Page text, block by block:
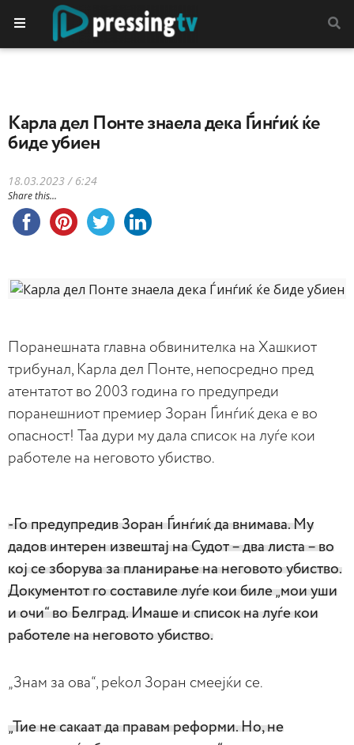
Карла дел Понте знаела дека Ѓинѓиќ ќе
биде убиен
18.03.2023 / 6:24
Share this...
Поранешната главна обвинителка на Хашкиот
трибунал, Карла дел Понте, непосредно пред
атентатот во 2003 година го предупреди
поранешниот премиер Зоран Ѓинѓиќ дека е во
опасност! Таа дури му дала список на луѓе кои
работеле на неговото убиство.
-Го предупредив Зоран Ѓинѓиќ да внимава. Му
дадов интерен извештај на Судот – два листа – во
кој се зборува за планирање на неговото убиство.
Документот го составиле луѓе кои биле „мои уши
и очи“ во Белград. Имаше и список на луѓе кои
работеле на неговото убиство.
„Знам за ова“, реkол Зоран смеејќи се.
„Тие не сакаат да правам реформи. Но, не